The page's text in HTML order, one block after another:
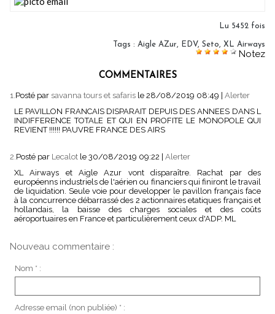
Lu 5452 fois
Tags : Aigle AZur EDV, Seto XL Airways
Notez
COMMENTAIRES
1. Posté par savanna tours et safaris le 28/08/2019 08:49 | Alerter
LE PAVILLON FRANCAIS DISPARAIT DEPUIS DES ANNEES DANS L
INDIFFERENCE TOTALE ET QUI EN PROFITE LE MONOPOLE QUI
REVIENT !!!!!! PAUVRE FRANCE DES AIRS
2. Posté par Lecalot le 30/08/2019 09:22 | Alerter
XL Airways et Aigle Azur vont disparaître. Rachat par des
européenns industriels de l'aérien ou financiers qui finiront le travail
de liquidation. Seule voie pour developper le pavillon français face
à la concurrence débarrassé des 2 actionnaires etatiques français et
hollandais, la baisse des charges sociales et des coûts
aéroportuaires en France et particulièrement ceux d'ADP. ML
Nouveau commentaire :
Nom * :
Adresse email (non publiée) * :